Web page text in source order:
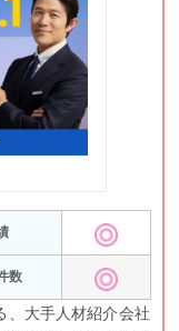
数
、大手人材紹介会社